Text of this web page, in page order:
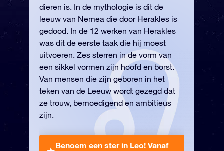
dieren is. In de mythologie is dit de
leeuw van Nemea die door Herakles is
gedood. In de 12 werken van Herakles
was dit de eerste taak die hij moest
uitvoeren. Zes sterren in de vorm van
een sikkel vormen zijn hoofd en borst.
Van mensen die zijn geboren in het
teken van de Leeuw wordt gezegd dat
ze trouw, bemoedigend en ambitieus
zijn.
Benoem een ster in Leo! Vanaf